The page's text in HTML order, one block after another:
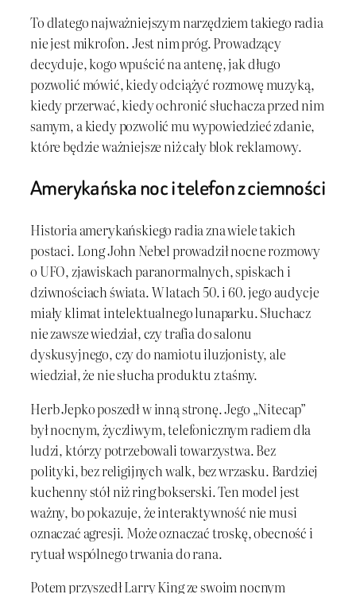
To dlatego najważniejszym narzędziem takiego radia
nie jest mikrofon. Jest nim próg. Prowadzący
decyduje, kogo wpuścić na antenę, jak długo
pozwolić mówić, kiedy odciążyć rozmowę muzyką,
kiedy przerwać, kiedy ochronić słuchacza przed nim
samym, a kiedy pozwolić mu wypowiedzieć zdanie,
które będzie ważniejsze niż cały blok reklamowy.
Amerykańska noc i telefon z ciemności
Historia amerykańskiego radia zna wiele takich
postaci. Long John Nebel prowadził nocne rozmowy
o UFO, zjawiskach paranormalnych, spiskach i
dziwnościach świata. W latach 50. i 60. jego audycje
miały klimat intelektualnego lunaparku. Słuchacz
nie zawsze wiedział, czy trafia do salonu
dyskusyjnego, czy do namiotu iluzjonisty, ale
wiedział, że nie słucha produktu z taśmy.
Herb Jepko poszedł w inną stronę. Jego „Nitecap”
był nocnym, życzliwym, telefonicznym radiem dla
ludzi, którzy potrzebowali towarzystwa. Bez
polityki, bez religijnych walk, bez wrzasku. Bardziej
kuchenny stół niż ring bokserski. Ten model jest
ważny, bo pokazuje, że interaktywność nie musi
oznaczać agresji. Może oznaczać troskę, obecność i
rytuał wspólnego trwania do rana.
Potem przyszedł Larry King ze swoim nocnym